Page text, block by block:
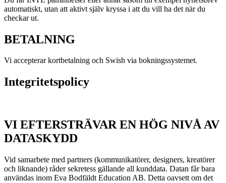
automatiskt, utan att aktivt själv kryssa i att du vill ha det när du
checkar ut.
BETALNING
Vi accepterar kortbetalning och Swish via bokningssystemet.
Integritetspolicy
VI EFTERSTRÄVAR EN HÖG NIVÅ AV
DATASKYDD
Vid samarbete med partners (kommunikatörer, designers, kreatörer
och liknande) råder sekretess gällande all kunddata. Datan får bara
användas inom Eva Bodfäldt Education AB. Detta oavsett om det